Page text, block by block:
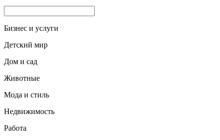
Бизнес и услуги
Детский мир
Дом и сад
Животные
Мода и стиль
Недвижимость
Работа